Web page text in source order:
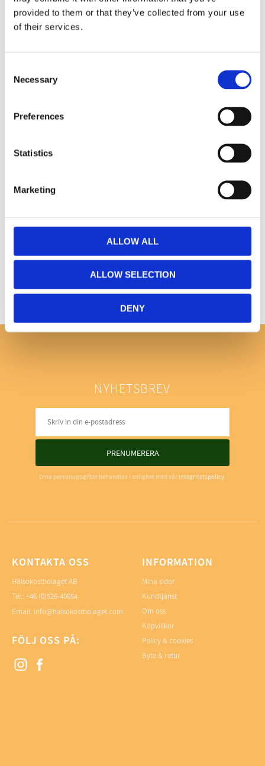
provided to them or that they’ve collected from your use
of their services.
Selection
Necessary
Preferences
Statistics
Marketing
ALLOW ALL
ALLOW SELECTION
DENY
Omdömen
Bli den första att lämna ett omdöme.
NYHETSBREV
PRENUMERERA
Dina personuppgifter behandlas i enlighet med vår integritetspolicy.
KONTAKTA OSS
Hälsokostbolaget AB
Tel.: +46 (0)526-40054
Email: info@halsokostbolaget.com
FÖLJ OSS PÅ:
INFORMATION
Mina sidor
Kundtjänst
Om oss
Köpvillkor
Policy & cookies
Byte & retur